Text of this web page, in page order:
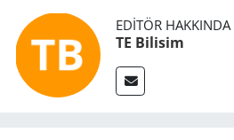
EDITÖR HAKKINDA
TE Bilisim